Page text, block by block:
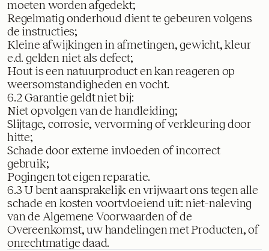
moeten worden afgedekt;
Regelmatig onderhoud dient te gebeuren volgens
de instructies;
Kleine afwijkingen in afmetingen, gewicht, kleur
e.d. gelden niet als defect;
Hout is een natuurproduct en kan reageren op
weersomstandigheden en vocht.
6.2 Garantie geldt niet bij:
Niet opvolgen van de handleiding;
Slijtage, corrosie, vervorming of verkleuring door
hitte;
Schade door externe invloeden of incorrect
gebruik;
Pogingen tot eigen reparatie.
6.3 U bent aansprakelijk en vrijwaart ons tegen alle
schade en kosten voortvloeiend uit: niet-naleving
van de Algemene Voorwaarden of de
Overeenkomst, uw handelingen met Producten, of
onrechtmatige daad.